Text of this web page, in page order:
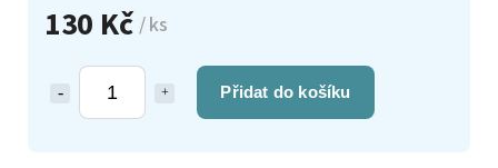
130 Kč / ks
Přidat do košíku